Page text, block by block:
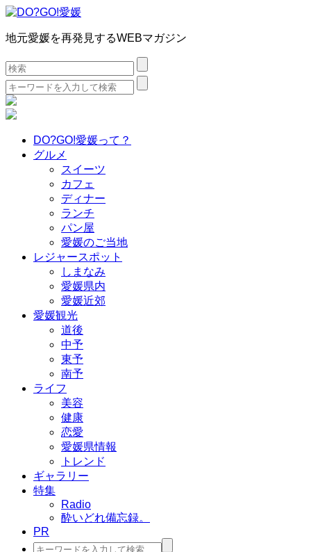
地元愛媛を再発見するWEBマガジン
検
索:
検
索:
DO?GO!愛媛って？
グルメ
スイーツ
カフェ
ディナー
ランチ
パン屋
愛媛のご当地
レジャースポット
しまなみ
愛媛県内
愛媛近郊
愛媛観光
道後
中予
東予
南予
ライフ
美容
健康
恋愛
愛媛県情報
トレンド
ギャラリー
特集
Radio
酔いどれ備忘録。
PR
検